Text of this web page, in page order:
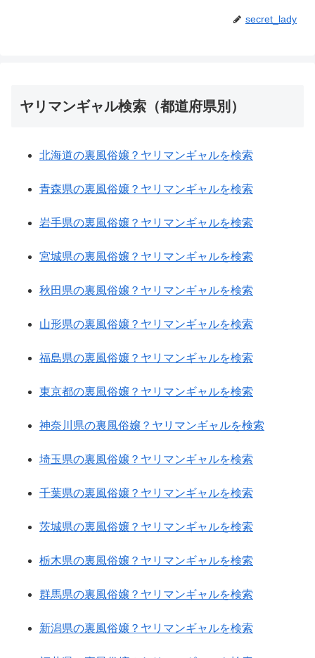
secret_lady
ヤリマンギャル検索（都道府県別）
北海道の裏風俗嬢？ヤリマンギャルを検索
青森県の裏風俗嬢？ヤリマンギャルを検索
岩手県の裏風俗嬢？ヤリマンギャルを検索
宮城県の裏風俗嬢？ヤリマンギャルを検索
秋田県の裏風俗嬢？ヤリマンギャルを検索
山形県の裏風俗嬢？ヤリマンギャルを検索
福島県の裏風俗嬢？ヤリマンギャルを検索
東京都の裏風俗嬢？ヤリマンギャルを検索
神奈川県の裏風俗嬢？ヤリマンギャルを検索
埼玉県の裏風俗嬢？ヤリマンギャルを検索
千葉県の裏風俗嬢？ヤリマンギャルを検索
茨城県の裏風俗嬢？ヤリマンギャルを検索
栃木県の裏風俗嬢？ヤリマンギャルを検索
群馬県の裏風俗嬢？ヤリマンギャルを検索
新潟県の裏風俗嬢？ヤリマンギャルを検索